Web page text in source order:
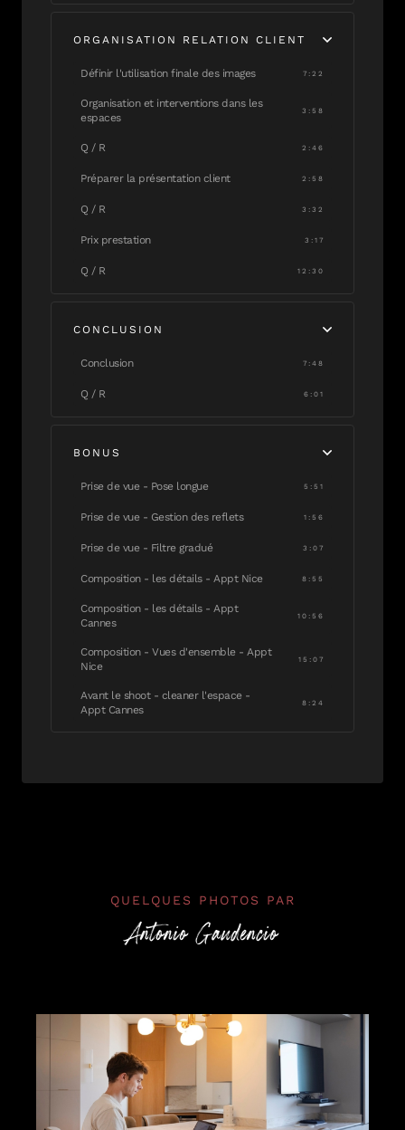
ORGANISATION RELATION CLIENT
Définir l'utilisation finale des images 7:22
Organisation et interventions dans les
espaces
3:58
Q / R 2:46
Préparer la présentation client 2:58
Q / R 3:32
Prix prestation 3:17
Q / R 12:30
CONCLUSION
Conclusion 7:48
Q / R 6:01
BONUS
Prise de vue - Pose longue 5:51
Prise de vue - Gestion des reflets 1:56
Prise de vue - Filtre gradué 3:07
Composition - les détails - Appt Nice 8:55
Composition - les détails - Appt
Cannes
10:56
Composition - Vues d'ensemble - Appt
Nice
15:07
Avant le shoot - cleaner l'espace -
Appt Cannes
8:24
QUELQUES PHOTOS PAR
Antonio Gaudencio